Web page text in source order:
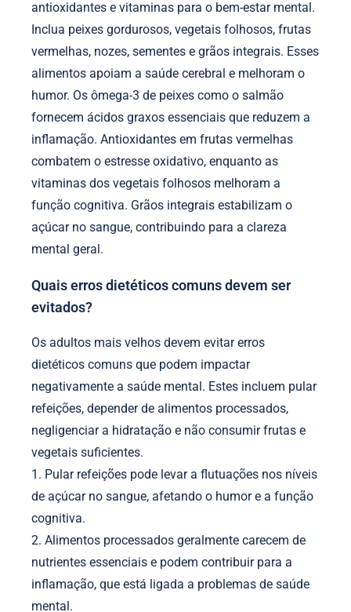
antioxidantes e vitaminas para o bem-estar mental.
Inclua peixes gordurosos, vegetais folhosos, frutas
vermelhas, nozes, sementes e grãos integrais. Esses
alimentos apoiam a saúde cerebral e melhoram o
humor. Os ômega-3 de peixes como o salmão
fornecem ácidos graxos essenciais que reduzem a
inflamação. Antioxidantes em frutas vermelhas
combatem o estresse oxidativo, enquanto as
vitaminas dos vegetais folhosos melhoram a
função cognitiva. Grãos integrais estabilizam o
açúcar no sangue, contribuindo para a clareza
mental geral.
Quais erros dietéticos comuns devem ser
evitados?
Os adultos mais velhos devem evitar erros
dietéticos comuns que podem impactar
negativamente a saúde mental. Estes incluem pular
refeições, depender de alimentos processados,
negligenciar a hidratação e não consumir frutas e
vegetais suficientes.
1. Pular refeições pode levar a flutuações nos níveis
de açúcar no sangue, afetando o humor e a função
cognitiva.
2. Alimentos processados geralmente carecem de
nutrientes essenciais e podem contribuir para a
inflamação, que está ligada a problemas de saúde
mental.